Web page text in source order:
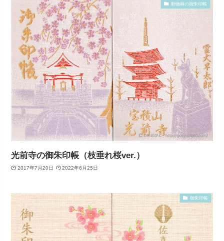
動物柄の御朱印帳
光前寺の御朱印帳（枝垂れ桜ver.）
2017年7月20日 2022年6月25日
御朱印帳